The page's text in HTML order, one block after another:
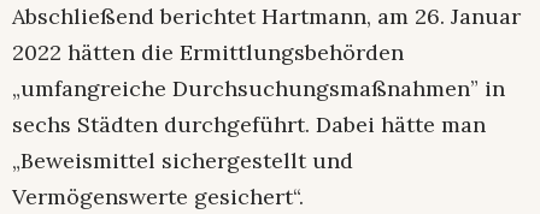
Abschließend berichtet Hartmann, am 26. Januar
2022 hätten die Ermittlungsbehörden
„umfangreiche Durchsuchungsmaßnahmen” in
sechs Städten durchgeführt. Dabei hätte man
„Beweismittel sichergestellt und
Vermögenswerte gesichert“.